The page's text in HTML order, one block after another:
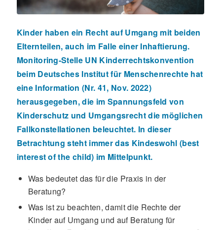
Kinder haben ein Recht auf Umgang mit beiden
Elternteilen, auch im Falle einer Inhaftierung.
Monitoring-Stelle UN Kinderrechtskonvention
beim Deutsches Institut für Menschenrechte hat
eine Information (Nr. 41, Nov. 2022)
herausgegeben, die im Spannungsfeld von
Kinderschutz und Umgangsrecht die möglichen
Fallkonstellationen beleuchtet. In dieser
Betrachtung steht immer das Kindeswohl (best
interest of the child) im Mittelpunkt.
Was bedeutet das für die Praxis in der
Beratung?
Was ist zu beachten, damit die Rechte der
Kinder auf Umgang und auf Beratung für